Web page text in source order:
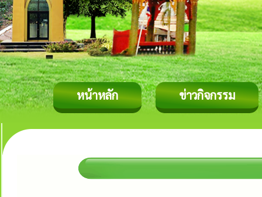
หน้าหลัก ข่าวกิจกรรม